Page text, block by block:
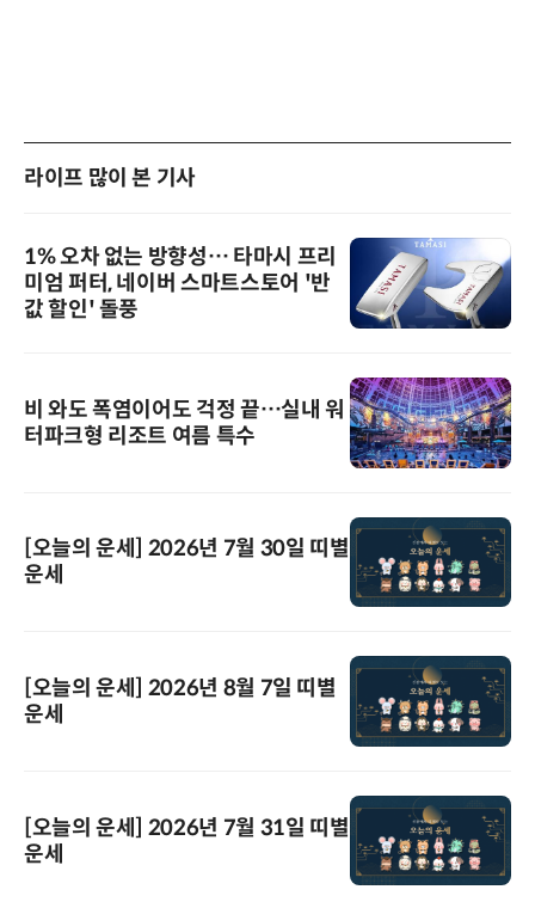
라이프 많이 본 기사
1% 오차 없는 방향성… 타마시 프리
미엄 퍼터, 네이버 스마트스토어 '반
값 할인' 돌풍
비 와도 폭염이어도 걱정 끝…실내 워
터파크형 리조트 여름 특수
[오늘의 운세] 2026년 7월 30일 띠별
운세
[오늘의 운세] 2026년 8월 7일 띠별
운세
[오늘의 운세] 2026년 7월 31일 띠별
운세